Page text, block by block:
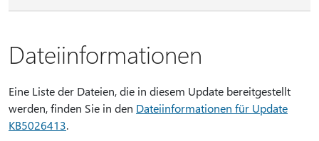
Dateiinformationen
Eine Liste der Dateien, die in diesem Update bereitgestellt
werden, finden Sie in den Dateiinformationen für Update
KB5026413.